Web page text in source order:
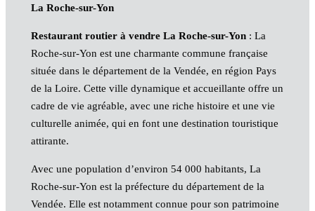
La Roche-sur-Yon
Restaurant routier à vendre La Roche-sur-Yon: La
Roche-sur-Yon est une charmante commune française
située dans le département de la Vendée, en région Pays
de la Loire. Cette ville dynamique et accueillante offre un
cadre de vie agréable, avec une riche histoire et une vie
culturelle animée, qui en font une destination touristique
attirante.
Avec une population d’environ 54 000 habitants, La
Roche-sur-Yon est la préfecture du département de la
Vendée. Elle est notamment connue pour son patrimoine